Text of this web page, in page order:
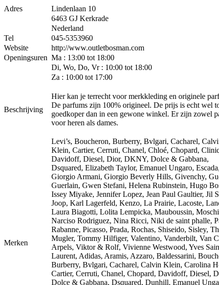
Adres
Lindenlaan 10
6463 GJ Kerkrade
Nederland
Tel
045-5353960
Website
http://www.outletbosman.com
Openingsuren Ma : 13:00 tot 18:00
Di, Wo, Do, Vr : 10:00 tot 18:00
Za : 10:00 tot 17:00
Beschrijving
Hier kan je terrecht voor merkkleding en originele
De parfums zijn 100% origineel. De prijs is echt wel
goedkoper dan in een gewone winkel. Er zijn zowel
voor heren als dames.
Merken
Levi’s, Boucheron, Burberry, Bvlgari, Cacharel,
Klein, Cartier, Cerruti, Chanel, Chloé, Chopard,
Davidoff, Diesel, Dior, DKNY, Dolce & Gabbana,
Dsquared, Elizabeth Taylor, Emanuel Ungaro,
Giorgio Armani, Giorgio Beverly Hills, Givenchy,
Guerlain, Gwen Stefani, Helena Rubinstein, Hugo
Issey Miyake, Jennifer Lopez, Jean Paul Gaultier, Jil
Joop, Karl Lagerfeld, Kenzo, La Prairie, Lacoste,
Laura Biagotti, Lolita Lempicka, Mauboussin,
Narciso Rodriguez, Nina Ricci, Niki de saint phalle,
Rabanne, Picasso, Prada, Rochas, Shiseido, Sisley,
Mugler, Tommy Hilfiger, Valentino, Vanderbilt, Van
Arpels, Viktor & Rolf, Vivienne Westwood, Yves
Laurent, Adidas, Aramis, Azzaro, Baldessarini,
Burberry, Bvlgari, Cacharel, Calvin Klein, Carolina
Cartier, Cerruti, Chanel, Chopard, Davidoff, Diesel,
Dolce & Gabbana, Dsquared, Dunhill, Emanuel